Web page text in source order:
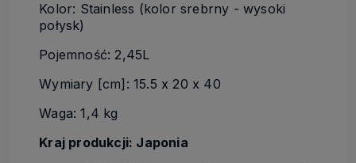
Kolor: Stainless (kolor srebrny - wysoki
połysk)
Pojemność: 2,45L
Wymiary [cm]: 15.5 x 20 x 40
Waga: 1,4 kg
Kraj produkcji: Japonia